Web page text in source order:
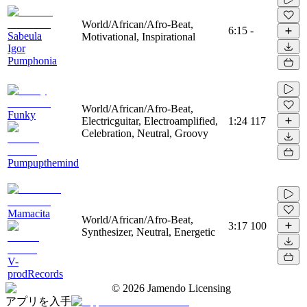
Sabeula
Igor
Pumphonia
World/African/Afro-Beat,
Motivational, Inspirational
6:15 -
Funky
Pumpupthemind
World/African/Afro-Beat,
Electricguitar, Electroamplified,
Celebration, Neutral, Groovy
1:24 117
Mamacita
V-
prodRecords
World/African/Afro-Beat,
Synthesizer, Neutral, Energetic
3:17 100
© 2026 Jamendo Licensing
アプリを入手